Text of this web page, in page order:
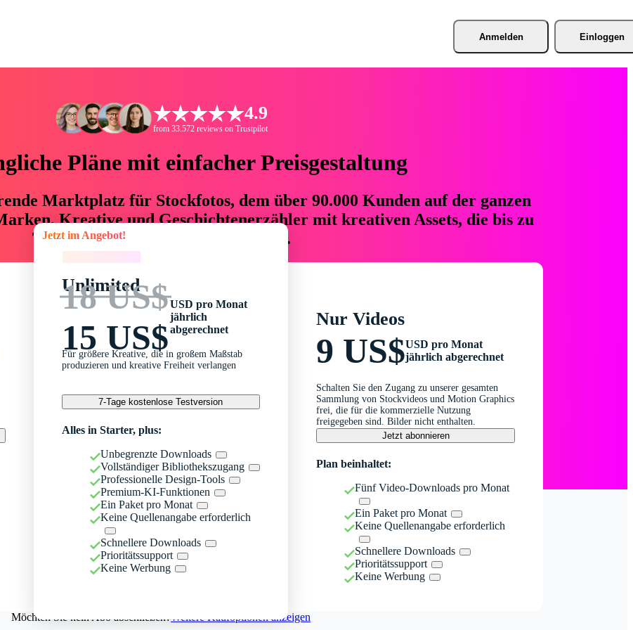
Anmelden Einloggen
4.9
from 33.572 reviews on Trustpilot
Pläne mit einfacher Preisgestaltung
Marktplatz für Stockfotos, dem über 90.000 Kunden auf der ganzen
Kreative und Geschichtenerzähler mit kreativen Assets, die bis zu
76 % an Zeit und Budget einsparen.
Jetzt im Angebot!
Unlimited
18 US$
15 US$
USD pro Monat
jährlich
abgerechnet
Für größere Kreative, die in großem Maßstab
produzieren und kreative Freiheit verlangen
7-Tage kostenlose Testversion
Alles in Starter, plus:
Unbegrenzte Downloads
Vollständiger Bibliothekszugang
Professionelle Design-Tools
Premium-KI-Funktionen
Ein Paket pro Monat
Keine Quellenangabe erforderlich
Schnellere Downloads
Prioritätssupport
Keine Werbung
Nur Videos
9 US$USD pro Monat
jährlich abgerechnet
Schalten Sie den Zugang zu unserer gesamten
Sammlung von Stockvideos und Motion Graphics
frei, die für die kommerzielle Nutzung
freigegeben sind. Bilder nicht enthalten.
Jetzt abonnieren
Plan beinhaltet:
Fünf Video-Downloads pro Monat
Ein Paket pro Monat
Keine Quellenangabe erforderlich
Schnellere Downloads
Prioritätssupport
Keine Werbung
Möchten Sie kein Abo abschließen?Weitere Kaufoptionen anzeigen